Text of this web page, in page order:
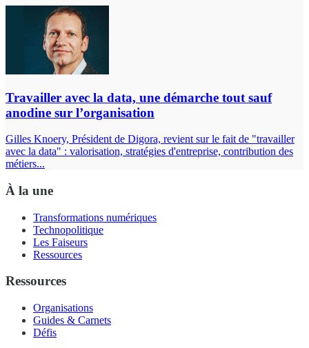
Travailler avec la data, une démarche tout sauf
anodine sur l’organisation
Gilles Knoery, Président de Digora, revient sur le fait de "travailler
avec la data" : valorisation, stratégies d'entreprise, contribution des
métiers...
À la une
Transformations numériques
Technopolitique
Les Faiseurs
Ressources
Ressources
Organisations
Guides & Carnets
Défis